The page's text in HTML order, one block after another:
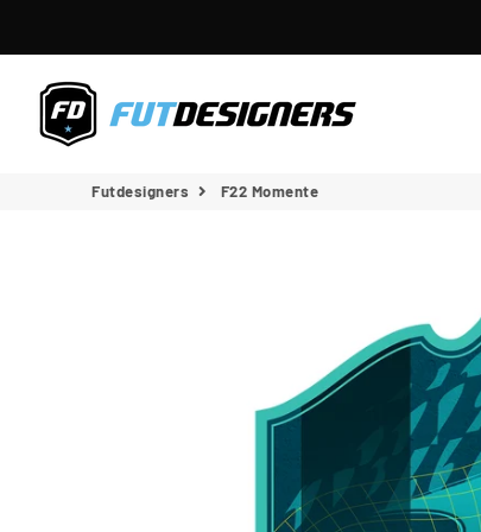
Futdesigners
Futdesigners F22 Momente